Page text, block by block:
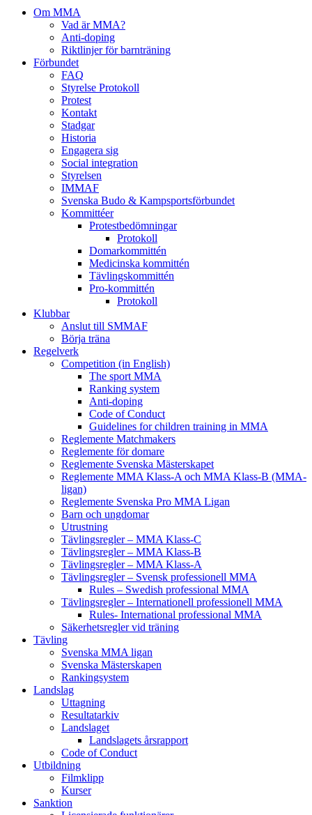
Om MMA
Vad är MMA?
Anti-doping
Riktlinjer för barnträning
Förbundet
FAQ
Styrelse Protokoll
Protest
Kontakt
Stadgar
Historia
Engagera sig
Social integration
Styrelsen
IMMAF
Svenska Budo & Kampsportsförbundet
Kommittéer
Protestbedömningar
Protokoll
Domarkommittén
Medicinska kommittén
Tävlingskommittén
Pro-kommittén
Protokoll
Klubbar
Anslut till SMMAF
Börja träna
Regelverk
Competition (in English)
The sport MMA
Ranking system
Anti-doping
Code of Conduct
Guidelines for children training in MMA
Reglemente Matchmakers
Reglemente för domare
Reglemente Svenska Mästerskapet
Reglemente MMA Klass-A och MMA Klass-B (MMA-
ligan)
Reglemente Svenska Pro MMA Ligan
Barn och ungdomar
Utrustning
Tävlingsregler – MMA Klass-C
Tävlingsregler – MMA Klass-B
Tävlingsregler – MMA Klass-A
Tävlingsregler – Svensk professionell MMA
Rules – Swedish professional MMA
Tävlingsregler – Internationell professionell MMA
Rules- International professional MMA
Säkerhetsregler vid träning
Tävling
Svenska MMA ligan
Svenska Mästerskapen
Rankingsystem
Landslag
Uttagning
Resultatarkiv
Landslaget
Landslagets årsrapport
Code of Conduct
Utbildning
Filmklipp
Kurser
Sanktion